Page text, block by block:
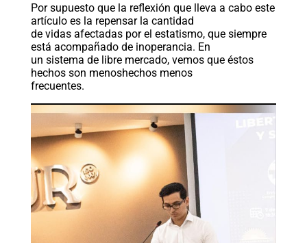
Por supuesto que la reflexión que lleva a cabo este
artículo es la repensar la cantidad
de vidas afectadas por el estatismo, que siempre
está acompañado de inoperancia. En
un sistema de libre mercado, vemos que éstos
hechos son menoshechos menos
frecuentes.